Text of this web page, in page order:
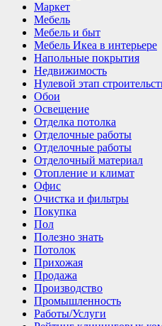
Маркет
Мебель
Мебель и быт
Мебель Икеа в интерьере
Напольные покрытия
Недвижимость
Нулевой этап
Обои
Освещение
Отделка потолка
Отделочные работы
Отделочные работы
Отделочный материал
Отопление и климат
Офис
Очистка и фильтры
Покупка
Пол
Полезно знать
Потолок
Прихожая
Продажа
Производство
Промышленность
Работы/Услуги